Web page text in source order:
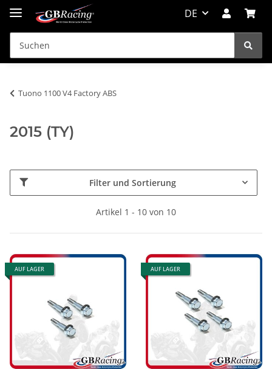
DE
Tuono 1100 V4 Factory ABS
2015 (TY)
Filter und Sortierung
Artikel 1 - 10 von 10
AUF LAGER AUF LAGER